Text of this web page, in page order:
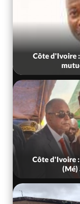
Côte d'Ivoire
Côte d'Ivoire
(Mé)